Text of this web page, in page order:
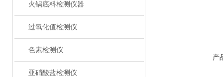
火锅底料检测仪器
过氧化值检测仪
色素检测仪
亚硝酸盐检测仪
产